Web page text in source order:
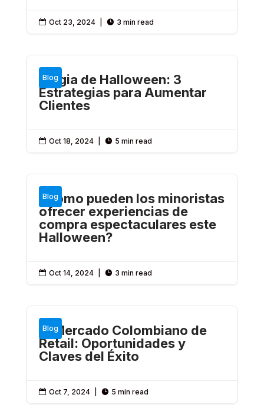
 Oct 23, 2024  3 min read
Blog
Magia de Halloween: 3
Estrategias para Aumentar
Clientes
 Oct 18, 2024  5 min read
Blog
¿Cómo pueden los minoristas
ofrecer experiencias de
compra espectaculares este
Halloween?
 Oct 14, 2024  3 min read
Blog
El Mercado Colombiano de
Retail: Oportunidades y
Claves del Éxito
 Oct 7, 2024  5 min read